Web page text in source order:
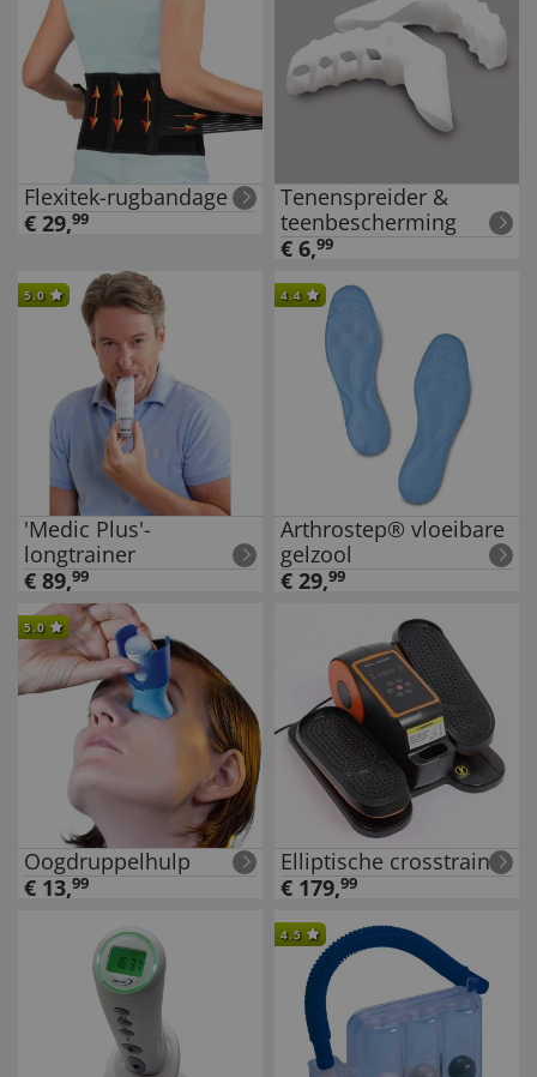
Flexitek-rugbandage
€ 29,99
Tenenspreider &
teenbescherming
€ 6,99
5.0
'Medic Plus'-
longtrainer
€ 89,99
4.4
Arthrostep® vloeibare
gelzool
€ 29,99
5.0
Oogdruppelhulp
€ 13,99
Elliptische crosstrainer
€ 179,99
4.5